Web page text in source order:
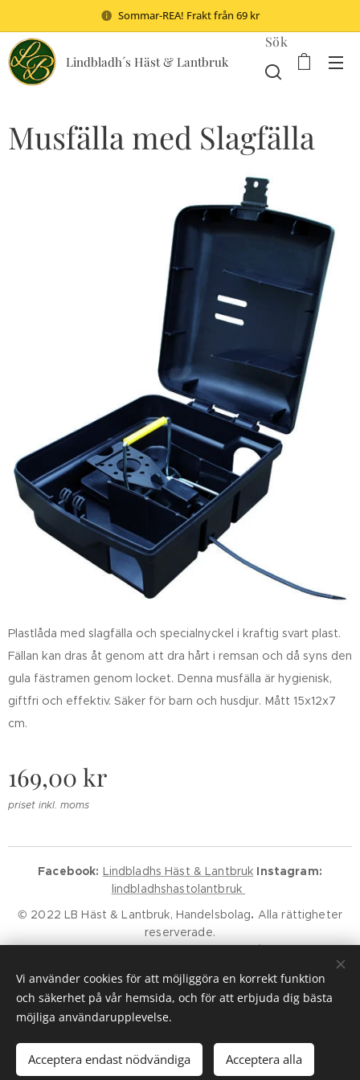
Sommar-REA! Frakt från 69 kr
Lindbladh´s Häst & Lantbruk
Sök
Musfälla med Slagfälla
Plastlåda med slagfälla och specialnyckel i kraftig svart plast.
Fällan kan dras åt genom att dra hårt i remsan och då syns den
gula fästramen genom locket. Denna musfälla är hygienisk,
giftfri och effektiv. Säker för barn och husdjur. Mått 15x12x7
cm.
169,00 kr
priset inkl. moms
Lägg i kundvagnen
Facebook: Lindbladhs Häst & Lantbruk Instagram:
lindbladhshastolantbruk
© 2022 LB Häst & Lantbruk, Handelsbolag. Alla rättigheter
reserverade.
Cookies
Vi använder cookies för att möjliggöra en korrekt funktion
och säkerhet på vår hemsida, och för att erbjuda dig bästa
möjliga användarupplevelse.
Acceptera endast nödvändiga Acceptera alla